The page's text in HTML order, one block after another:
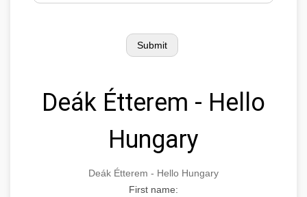
Deák Étterem - Hello
Hungary
Deák Étterem - Hello Hungary
First name: